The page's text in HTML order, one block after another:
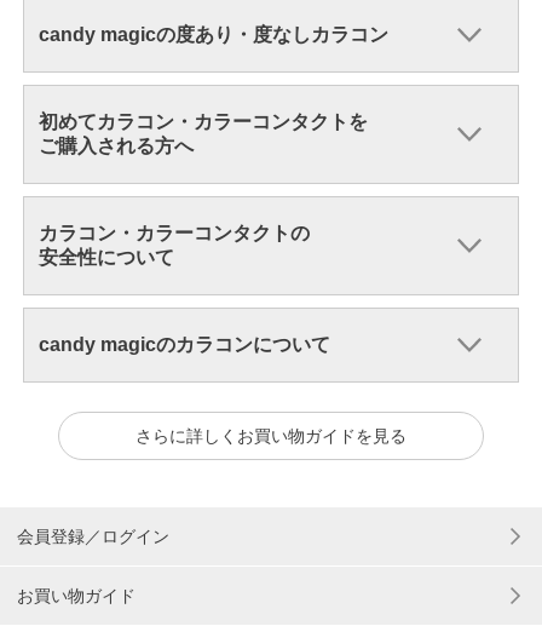
candy magicの度あり・度なしカラコン
初めてカラコン・カラーコンタクトを
ご購入される方へ
カラコン・カラーコンタクトの
安全性について
candy magicのカラコンについて
さらに詳しくお買い物ガイドを見る
会員登録／ログイン
お買い物ガイド